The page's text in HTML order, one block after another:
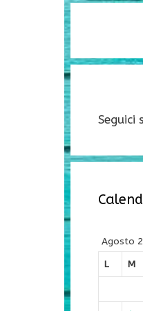
Seguici
Agosto
L
M